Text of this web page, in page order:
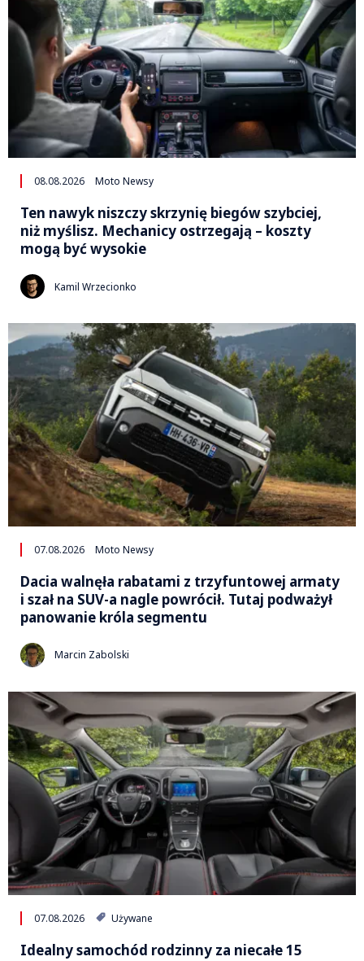
08.08.2026 Moto Newsy
Ten nawyk niszczy skrzynię biegów szybciej,
niż myślisz. Mechanicy ostrzegają – koszty
mogą być wysokie
Kamil Wrzecionko
07.08.2026 Moto Newsy
Dacia walnęła rabatami z trzyfuntowej armaty
i szał na SUV-a nagle powrócił. Tutaj podważył
panowanie króla segmentu
Marcin Zabolski
07.08.2026 Używane
Idealny samochód rodzinny za niecałe 15